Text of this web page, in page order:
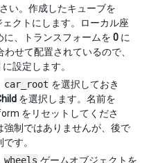
い。作成したキューブを
クトにします。ローカル座
、トランスフォームを 0 に
せて配置されているので、
に設定します。
car_root を選択しておき
を選択します。名前を
をリセットしてくださ
制ではありませんが、後で
す。
wheels ゲームオブジェクトを